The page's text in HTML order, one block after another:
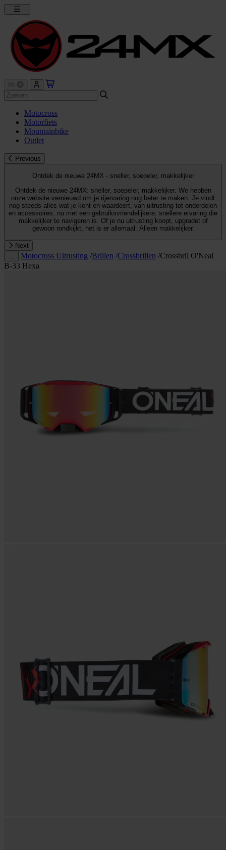
Motocross
Motorfiets
Mountainbike
Outlet
Previous
Ontdek de nieuwe 24MX - sneller, soepeler, makkelijker
Ontdek de nieuwe 24MX: sneller, soepeler, makkelijker. We hebben
onze website vernieuwd om je rijervaring nog beter te maken. Je vindt
nog steeds alles wat je kent en waardeert, van uitrusting tot onderdelen
en accessoires, nu met een gebruiksvriendelijkere, snellere ervaring die
makkelijker te navigeren is. Of je nu uitrusting koopt, upgradet of
gewoon rondkijkt, het is er allemaal. Alleen makkelijker.
Next
Motocross Uitrusting /Brillen /Crossbrillen /Crossbril O'Neal
B-33 Hexa